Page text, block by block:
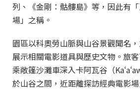
列、《金剛：骷髏島》等，因此有
場」之稱。
園區以科奧勞山脈與山谷景觀聞名
展示相關電影道具與歷史文物。旅
乘敞篷沙灘車深入卡阿瓦谷（
於山谷之間，近距離探訪經典電影場